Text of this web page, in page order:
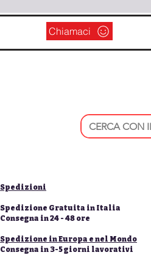
Chiamaci
Spedizioni
Spedizione Gratuita in Italia
Consegna in 24 - 48 ore
Spedizione in Europa e nel Mondo
Consegna in 3-5 giorni lavorativi